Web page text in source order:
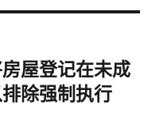
房屋登记在未成
除强制执行